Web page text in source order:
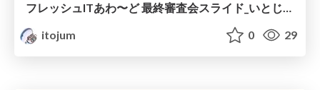
itojum
0 29